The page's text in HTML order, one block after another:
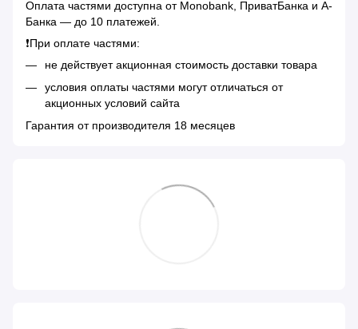
Оплата частями доступна от Monobank, ПриватБанка и А-
Банка — до 10 платежей.
❗️При оплате частями:
не действует акционная стоимость доставки товара
условия оплаты частями могут отличаться от
акционных условий сайта
Гарантия от производителя 18 месяцев